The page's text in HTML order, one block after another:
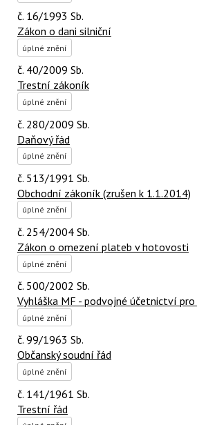
č. 16/1993 Sb.
Zákon o dani silniční
úplné znění
č. 40/2009 Sb.
Trestní zákoník
úplné znění
č. 280/2009 Sb.
Daňový řád
úplné znění
č. 513/1991 Sb.
Obchodní zákoník (zrušen k 1.1.2014)
úplné znění
č. 254/2004 Sb.
Zákon o omezení plateb v hotovosti
úplné znění
č. 500/2002 Sb.
Vyhláška MF - podvojné účetnictví
úplné znění
č. 99/1963 Sb.
Občanský soudní řád
úplné znění
č. 141/1961 Sb.
Trestní řád